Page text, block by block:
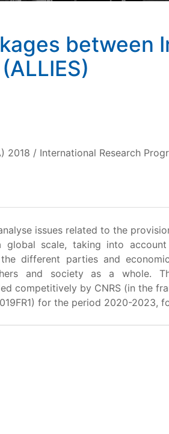
between
/ International Research
issues related to the
global scale, taking into
different parties and
and society as a whole.
competitively by CNRS (in the
for the period 2020-2023,